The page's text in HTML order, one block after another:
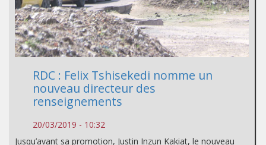
RDC : Felix Tshisekedi nomme un
nouveau directeur des
renseignements
20/03/2019 - 10:32
Jusqu’avant sa promotion, Justin Inzun Kakiat, le nouveau